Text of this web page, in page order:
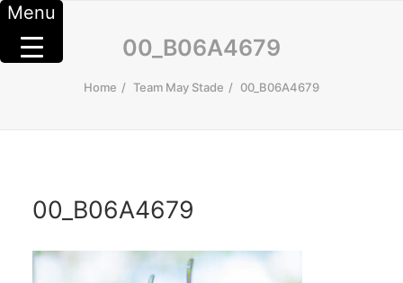
00_B06A4679
Home Team May Stade 00_B06A4679
00_B06A4679
Menu